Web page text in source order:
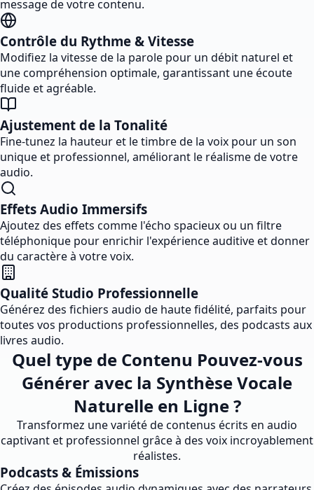
message de votre contenu.
Contrôle du Rythme & Vitesse
Modifiez la vitesse de la parole pour un débit naturel et
une compréhension optimale, garantissant une écoute
fluide et agréable.
Ajustement de la Tonalité
Fine-tunez la hauteur et le timbre de la voix pour un son
unique et professionnel, améliorant le réalisme de votre
audio.
Effets Audio Immersifs
Ajoutez des effets comme l'écho spacieux ou un filtre
téléphonique pour enrichir l'expérience auditive et donner
du caractère à votre voix.
Qualité Studio Professionnelle
Générez des fichiers audio de haute fidélité, parfaits pour
toutes vos productions professionnelles, des podcasts aux
livres audio.
Quel type de Contenu Pouvez-vous
Générer avec la Synthèse Vocale
Naturelle en Ligne ?
Transformez une variété de contenus écrits en audio
captivant et professionnel grâce à des voix incroyablement
réalistes.
Podcasts & Émissions